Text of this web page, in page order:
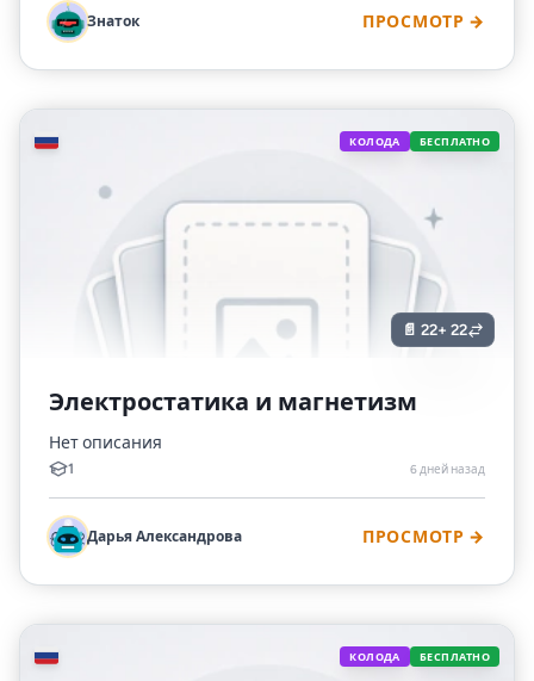
Знаток ПРОСМОТР →
🇷🇺 КОЛОДА БЕСПЛАТНО
📄 22+ 22
Электростатика и магнетизм
Нет описания
1 6 дней назад
Дарья Александрова ПРОСМОТР →
🇷🇺 КОЛОДА БЕСПЛАТНО